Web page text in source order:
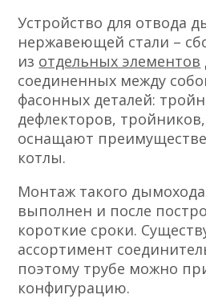
Устройство для отвода
нержавеющей стали –
из отдельных элементов
соединенных между
фасонных деталей:
дефлекторов,
оснащают
котлы.
Монтаж такого
выполнен и после
короткие сроки.
ассортимент
поэтому трубе можно
конфигурацию.